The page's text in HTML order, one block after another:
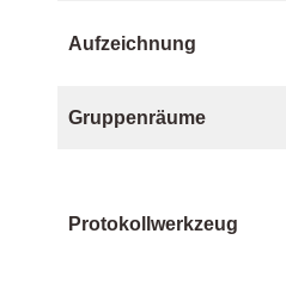
Aufzeichnung
Gruppenräume
Protokollwerkzeug